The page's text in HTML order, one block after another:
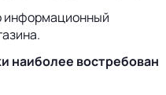
информационный
наиболее востребован